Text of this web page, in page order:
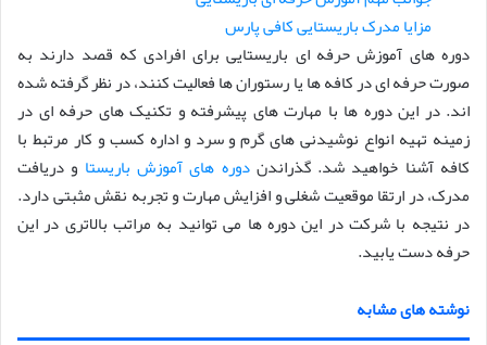
مزایا مدرک باریستایی کافی پارس
دوره های آموزش حرفه ای باریستایی برای افرادی که قصد دارند به
صورت حرفه ای در کافه ها یا رستوران ها فعالیت کنند، در نظر گرفته شده
اند. در این دوره ها با مهارت های پیشرفته و تکنیک های حرفه ای در
زمینه تهیه انواع نوشیدنی های گرم و سرد و اداره کسب و کار مرتبط با
کافه آشنا خواهید شد. گذراندندوره های آموزش باریستا و دریافت
مدرک، در ارتقا موقعیت شغلی و افزایش مهارت و تجربه نقش مثبتی دارد.
در نتیجه با شرکت در این دوره ها می توانید به مراتب بالاتری در این
حرفه دست یابید.
نوشته های مشابه